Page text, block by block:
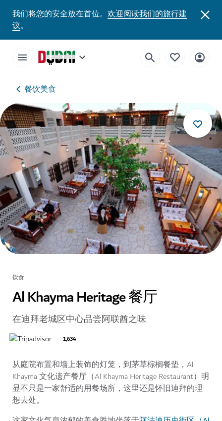
我们将您的安全放在首位。 欢迎阅读我们的旅行建
议。
餐饮美食
饮食
Al Khayma Heritage 餐厅
在迪拜老城区中心品尝阿联酋之味
1,634
从庭院布置和墙上装饰的灯笼，到茅草棕榈餐垫，Al
Khayma 文化遗产餐厅（Al Khayma Heritage Restaurant）明
显不只是一家舒适的用餐场所，这里还是怀旧迪拜的理
想去处。